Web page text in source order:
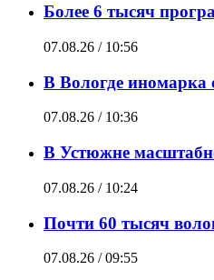
Более 6 тысяч
07.08.26 / 10:56
В Вологде иномарка
07.08.26 / 10:36
В Устюжне
07.08.26 / 10:24
Почти 60 тысяч
07.08.26 / 09:55